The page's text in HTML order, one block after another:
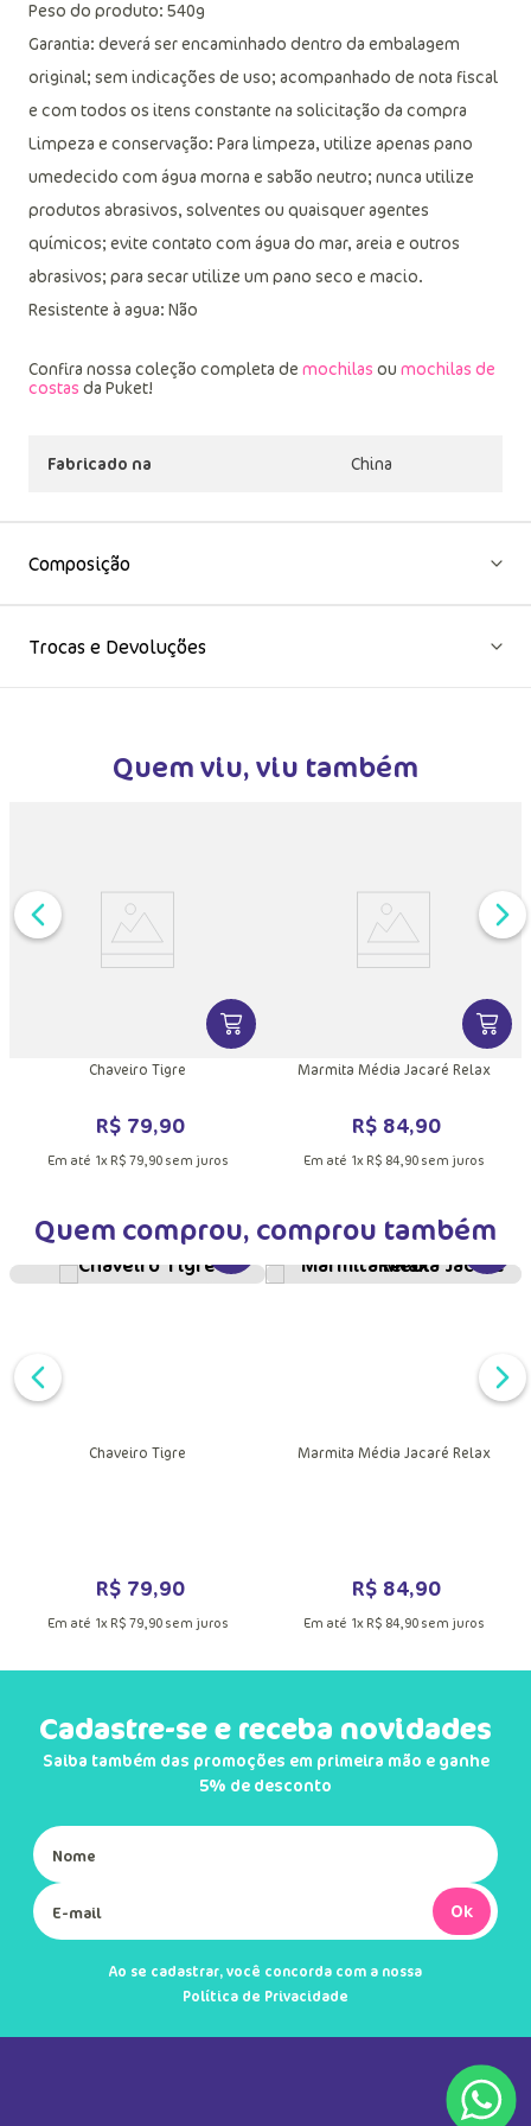
Peso do produto: 540g
Garantia: deverá ser encaminhado dentro da embalagem
original; sem indicações de uso; acompanhado de nota fiscal
e com todos os itens constante na solicitação da compra
Limpeza e conservação: Para limpeza, utilize apenas pano
umedecido com água morna e sabão neutro; nunca utilize
produtos abrasivos, solventes ou quaisquer agentes
químicos; evite contato com água do mar, areia e outros
abrasivos; para secar utilize um pano seco e macio.
Resistente à agua: Não
Confira nossa coleção completa de mochilas ou mochilas de
costas da Puket!
Fabricado na China
Composição
Trocas e Devoluções
Quem viu, viu também
INFORMAÇÕES DO PRODUTOVER MAIS INFORMAÇÕES DO
Chaveiro Tigre
R$ 79,90
Em até 1x R$ 79,90sem juros
VER
Marmita Média Jacaré Relax
R$ 84,90
Em até 1x R$ 84,90sem juros
Quem comprou, comprou também
Chaveiro Tigre
R$ 79,90
Em até 1x R$ 79, 90sem juros
Marmita Média Jacaré Relax
R$ 84,90
Em até 1x R$ 84, 90sem juros
Cadastre-se e receba novidades
Saiba também das promoções em primeira mão e ganhe
5% de desconto
Ok
Ao se cadastrar, você concorda com a nossa
Política de Privacidade